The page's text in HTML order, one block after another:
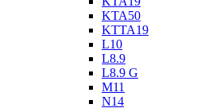
KTA50
KTTA19
L10
L8.9
L8.9 G
M11
N14